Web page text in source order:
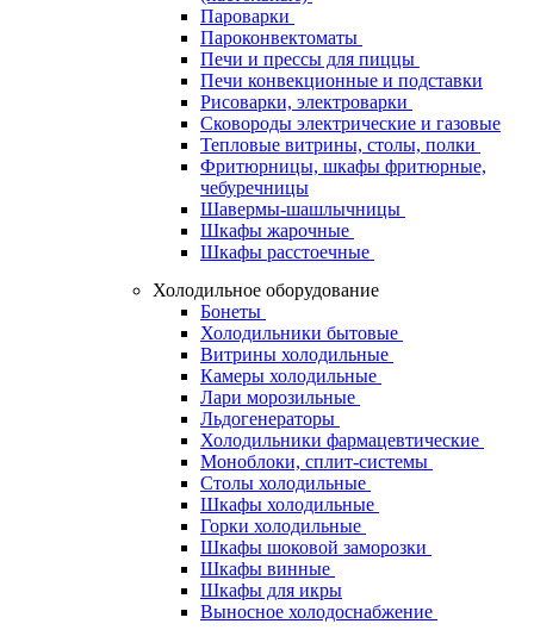
Пароварки
Пароконвектоматы
Печи и прессы для пиццы
Печи конвекционные и подставки
Рисоварки, электроварки
Сковороды электрические и газовые
Тепловые витрины, столы, полки
Фритюрницы, шкафы фритюрные,
чебуречницы
Шавермы-шашлычницы
Шкафы жарочные
Шкафы расстоечные
Холодильное оборудование
Бонеты
Холодильники бытовые
Витрины холодильные
Камеры холодильные
Лари морозильные
Льдогенераторы
Холодильники фармацевтические
Моноблоки, сплит-системы
Столы холодильные
Шкафы холодильные
Горки холодильные
Шкафы шоковой заморозки
Шкафы винные
Шкафы для икры
Выносное холодоснабжение